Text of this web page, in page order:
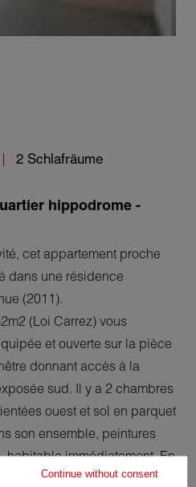
2 Schlafräume
hippodrome -
cet appartement proche
dans une résidence
(2011).
(Loi Carrez) vous
et ouverte sur la pièce
donnant accès à la
sud. Il y a 2 chambres
ouest et sol en parquet
son ensemble, peintures
habitable immédiatement. En
en sous-sol. Charges
Continue without consent